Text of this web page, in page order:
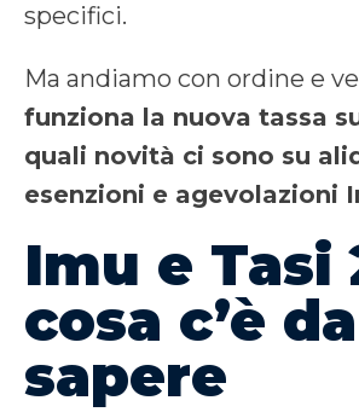
specifici.
Ma andiamo con ordine e
funziona la nuova tassa
quali novità ci sono su
esenzioni e agevolazioni
Imu e Tasi
cosa c’è da
sapere